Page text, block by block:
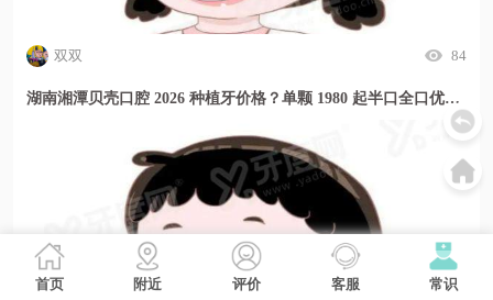
双双 84
湖南湘潭贝壳口腔 2026 种植牙价格？单颗 1980 起半口全口优惠多
首页 附近 评价 客服 常识